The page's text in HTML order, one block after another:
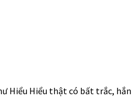
Hiểu Hiểu thật có bất trắc, hắn